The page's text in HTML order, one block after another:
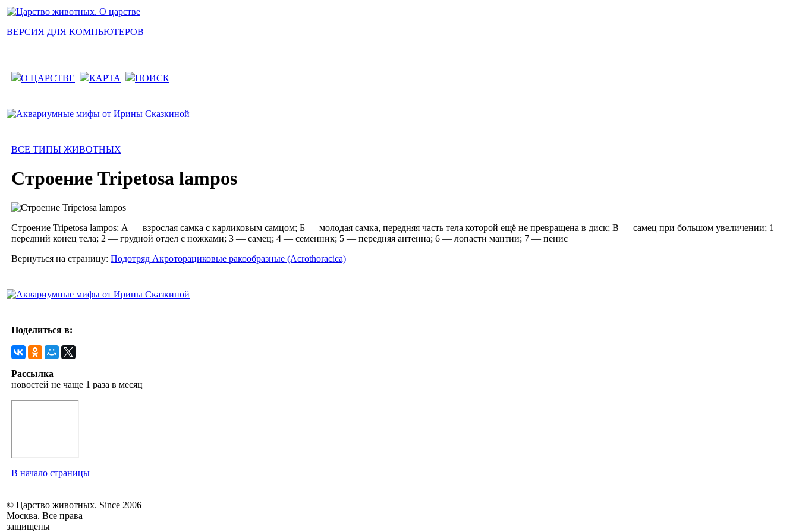
ВЕРСИЯ ДЛЯ КОМПЬЮТЕРОВ
О ЦАРСТВЕ КАРТА ПОИСК
ВСЕ ТИПЫ ЖИВОТНЫХ
Строение Tripetosa lampos
Строение Tripetosa lampos: А — взрослая самка с карликовым самцом; Б — молодая самка, передняя часть тела которой ещё не превращена в диск; В — самец при большом увеличении; 1 —
передний конец тела; 2 — грудной отдел с ножками; 3 — самец; 4 — семенник; 5 — передняя антенна; 6 — лопасти мантии; 7 — пенис
Вернуться на страницу: Подотряд Акроторациковые ракообразные (Acrothoracica)
Поделиться в:
Рассылка
новостей не чаще 1 раза в месяц
В начало страницы
© Царство животных. Since 2006
Москва. Все права
защищены